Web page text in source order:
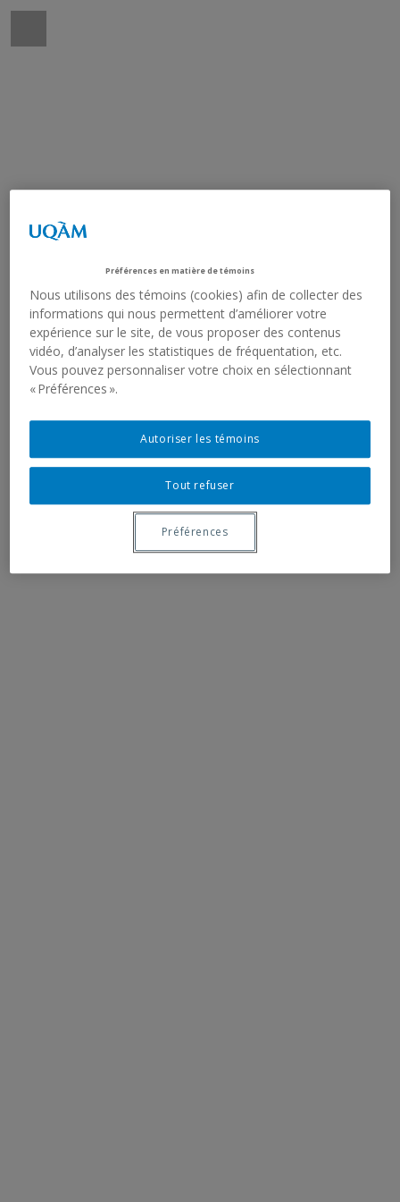
Préférences en matière de témoins
Nous utilisons des témoins (cookies) afin de collecter des
informations qui nous permettent d’améliorer votre
expérience sur le site, de vous proposer des contenus
vidéo, d’analyser les statistiques de fréquentation, etc.
Vous pouvez personnaliser votre choix en sélectionnant
« Préférences ».
Tout refuser
Autoriser les témoins
Préférences